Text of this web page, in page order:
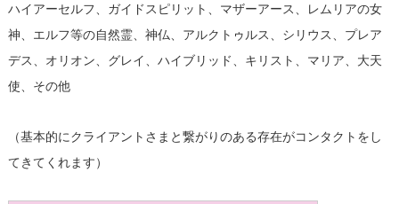
ハイアーセルフ、ガイドスピリット、マザーアース、レムリアの女
神、エルフ等の自然霊、神仏、アルクトゥルス、シリウス、プレア
デス、オリオン、グレイ、ハイブリッド、キリスト、マリア、大天
使、その他
（基本的にクライアントさまと繋がりのある存在がコンタクトをし
てきてくれます）